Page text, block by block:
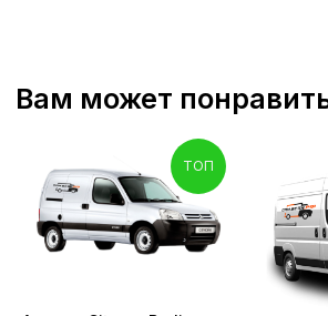
ТОП
Ларгус пассажирский I
поколения на 5 мест
АрендаЛада Ларгус пассажирский 1
поколения на 5 мест— это удобный вариант
для тех, кто ценит комфорт, вместительность и
надежность при перевозке людей. Автомобиль
сочетает в себе просторный салон,
экономичный расход топлива и хорошую
управляемость, что делает его подходящим для
поездок по городу и междугородних